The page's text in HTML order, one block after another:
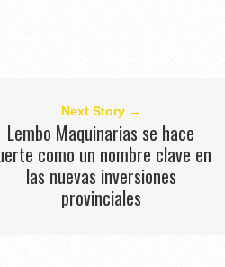
Next Story →
Lembo Maquinarias se hace
como un nombre clave en
las nuevas inversiones
provinciales